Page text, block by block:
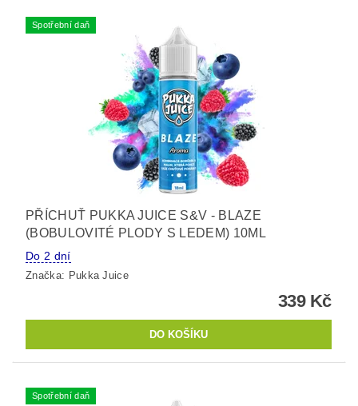
Spotřební daň
PŘÍCHUŤ PUKKA JUICE S&V - BLAZE
(BOBULOVITÉ PLODY S LEDEM) 10ML
Do 2 dní
Značka: Pukka Juice
339 Kč
Spotřební daň